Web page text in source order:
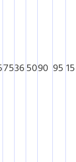
75365090 95 15